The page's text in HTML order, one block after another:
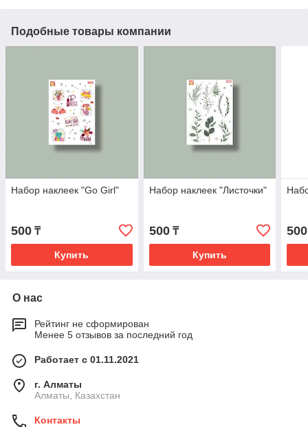
Подобные товары компании
Набор наклеек "Go Girl"
500 ₸
Купить
Набор наклеек "Листочки"
500₸
Купить
500
О нас
Рейтинг не сформирован
Менее 5 отзывов за последний год
Работает с 01.11.2021
г. Алматы
Алматы, Казахстан
Контакты